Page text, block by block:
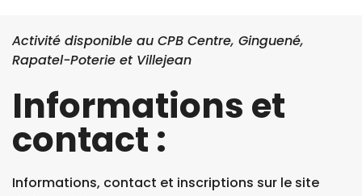
Activité disponible au CPB Centre, Ginguené,
Rapatel-Poterie et Villejean
Informations et
contact :
Informations, contact et inscriptions sur le site